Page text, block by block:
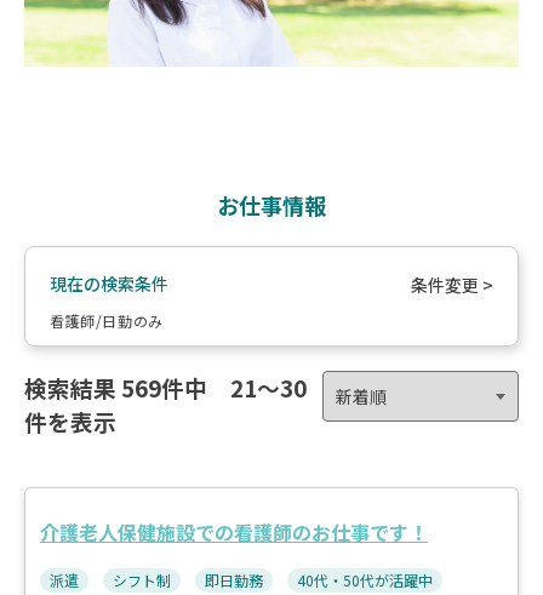
お仕事情報
現在の検索条件 条件変更 >
看護師/日勤のみ
検索結果 569件中 21〜30
件を表示
介護老人保健施設での看護師のお仕事です！
派遣 シフト制 即日勤務
40代・50代が活躍中